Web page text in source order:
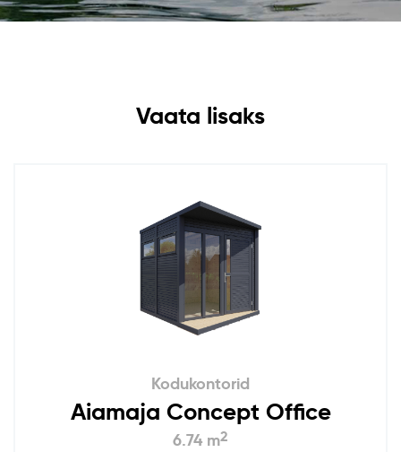
Vaata lisaks
Kodukontorid
Aiamaja Concept Office
6.74 m2